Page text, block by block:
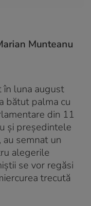
Munteanu
în luna august
bătut palma cu
din 11
și președintele
au semnat un
alegerile
se vor regăsi
trecută